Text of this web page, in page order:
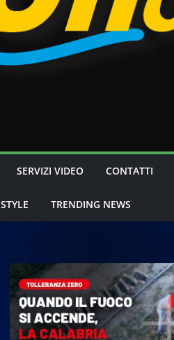
SERVIZI VIDEO CONTATTI
TRENDING NEWS